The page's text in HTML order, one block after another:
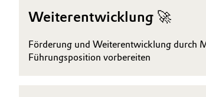
Plastics & Rubber
Pulp, Paper & Packaging
Weiterentwicklung 🚀
Förderung und Weiterentwicklung durch
Führungsposition vorbereiten